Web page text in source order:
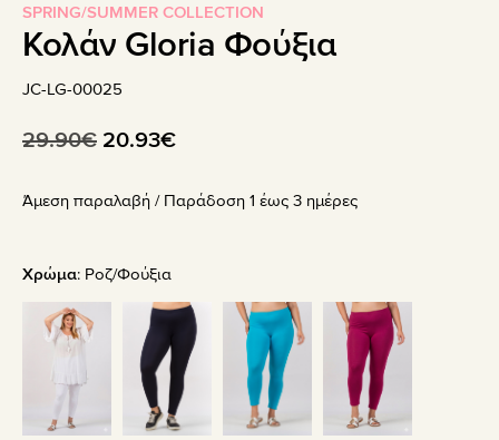
SPRING/SUMMER COLLECTION
Κολάν Gloria Φούξια
JC-LG-00025
29.90€ Original
was:
20.93€Η
τιμή
Άμεση παραλαβή / Παράδoση 1 έως 3 ημέρες
Χρώμα: Ροζ/Φούξια